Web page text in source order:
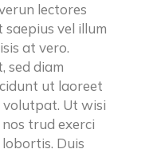
lectores
saepius vel illum
at vero.
sed diam
ut laoreet
volutpat. Ut wisi
trud exerci
Duis